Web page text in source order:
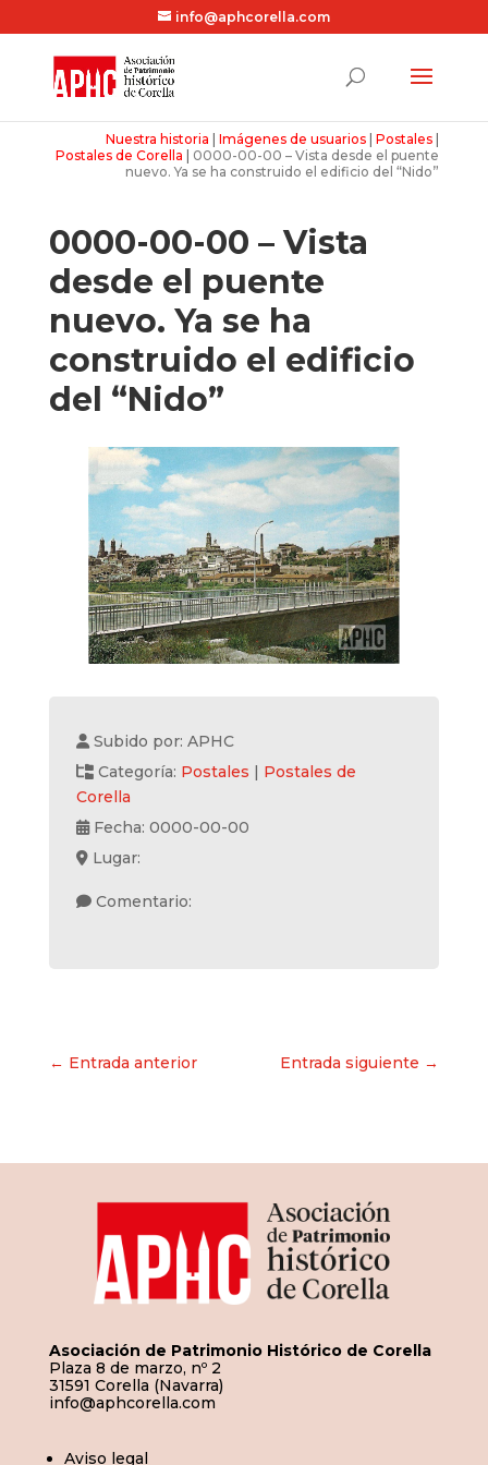
info@aphcorella.com
Nuestra historia |Imágenes de usuarios |Postales
Postales de Corella
0000-00-00 – Vista desde el puente
nuevo. Ya se ha construido el edificio del “Nido”
0000-00-00 – Vista
desde el puente
nuevo. Ya se ha
construido el edificio
del “Nido”
Subido por: APHC
Categoría: Postales | Postales de
Corella
Fecha: 0000-00-00
Lugar:
Comentario:
Navegación
← Entrada anterior Entrada siguiente →
Asociación de Patrimonio Histórico de Corella
Plaza 8 de marzo, nº 2
31591 Corella (Navarra)
info@aphcorella.com
Aviso legal